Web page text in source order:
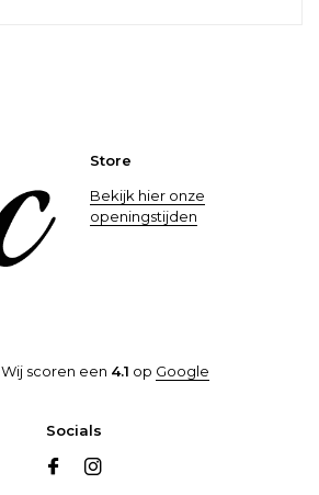
Store
Bekijk hier onze
openingstijden
Wij scoren een 4.1 op Google
Socials